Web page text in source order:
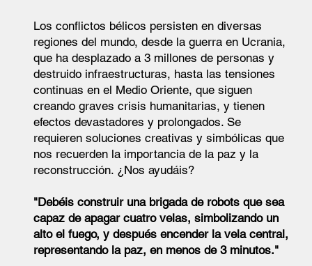
Los conflictos bélicos persisten en diversas
regiones del mundo, desde la guerra en Ucrania,
que ha desplazado a 3 millones de personas y
destruido infraestructuras, hasta las tensiones
continuas en el Medio Oriente, que siguen
creando graves crisis humanitarias, y tienen
efectos devastadores y prolongados. Se
requieren soluciones creativas y simbólicas que
nos recuerden la importancia de la paz y la
reconstrucción. ¿Nos ayudáis?
"Debéis construir una brigada de robots que sea
capaz de apagar cuatro velas, simbolizando un
alto el fuego, y después encender la vela central,
representando la paz, en menos de 3 minutos."